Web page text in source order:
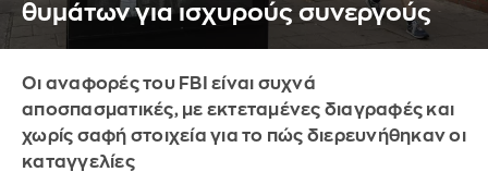
θυμάτων για ισχυρούς συνεργούς
Οι αναφορές του FBI είναι συχνά
αποσπασματικές, με εκτεταμένες διαγραφές και
χωρίς σαφή στοιχεία για το πώς διερευνήθηκαν οι
καταγγελίες